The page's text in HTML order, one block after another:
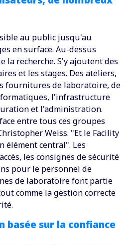
au public jusqu'au
en surface. Au-dessus
la recherche. S'y ajoutent des
et les stages. Des ateliers,
fournitures de laboratoire, de
l'infrastructure
et l'administration.
entre tous ces groupes
Weiss. "Et le Facility
élément central". Les
les consignes de sécurité
pour le personnel de
de laboratoire font partie
comme la gestion correcte
basée sur la confiance